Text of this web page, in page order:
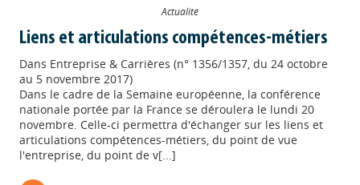
Actualité
Liens et articulations compétences-métiers
Dans Entreprise & Carrières (n° 1356/1357, du 24 octobre
au 5 novembre 2017)
Dans le cadre de la Semaine européenne, la conférence
nationale portée par la France se déroulera le lundi 20
novembre. Celle-ci permettra d'échanger sur les liens et
articulations compétences-métiers, du point de vue
l'entreprise, du point de v[...]